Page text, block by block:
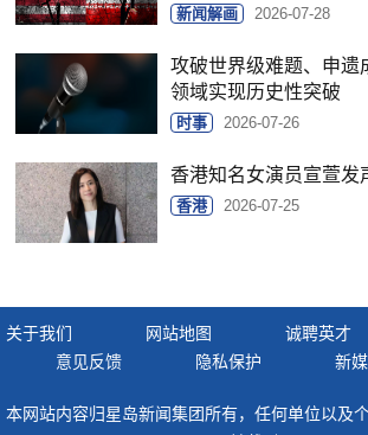
新闻解画 2026-07-28
攻破世界级难题、申遗
领域实现历史性突破
时事 2026-07-26
香港知名女演员宣萱发
香港 2026-07-25
关于我们 网站地图 诚聘英才
意见反馈
隐私保护 新
本网站内容归星岛新闻集团所有，任何单位以及